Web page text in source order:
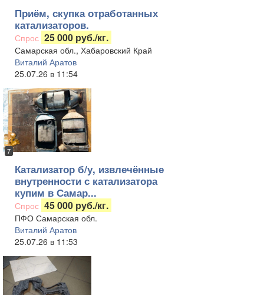
Приём, скупка отработанных
катализаторов.
Спрос 25 000 руб./кг.
Самарская обл., Хабаровский Край
Виталий Аратов
25.07.26 в 11:54
7
Катализатор б/у, извлечённые
внутренности с катализатора
купим в Самар...
Спрос 45 000 руб./кг.
ПФО Самарская обл.
Виталий Аратов
25.07.26 в 11:53